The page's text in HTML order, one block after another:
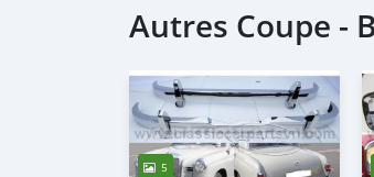
Autres Coupe -
5